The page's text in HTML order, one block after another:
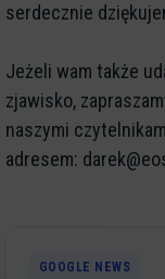
serdecznie
Jeżeli wam także
zjawisko,
naszymi
adresem:
GOOGLE NEWS